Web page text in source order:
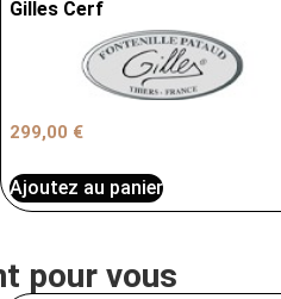
Gilles Cerf
299,00 €
Ajoutez au panier
pour vous